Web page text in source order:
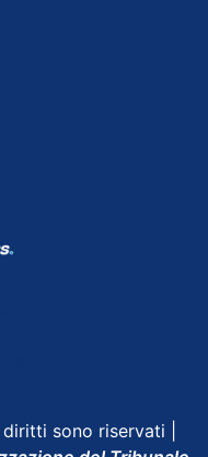
sono riservati |